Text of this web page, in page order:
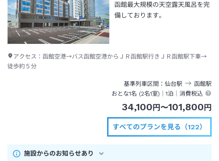
函館最大規模の天空露天風呂を完
備しております。
アクセス： 函館空港→バス函館空港からＪＲ函館駅行きＪＲ函館駅下車→
徒歩約５分
基準列車区間 仙台駅 函館駅
おとな1名 (2名1室)｜1泊 ｜消費税込
34,100円〜101,800円
すべてのプランを見る（122）
施設からのお知らせあり